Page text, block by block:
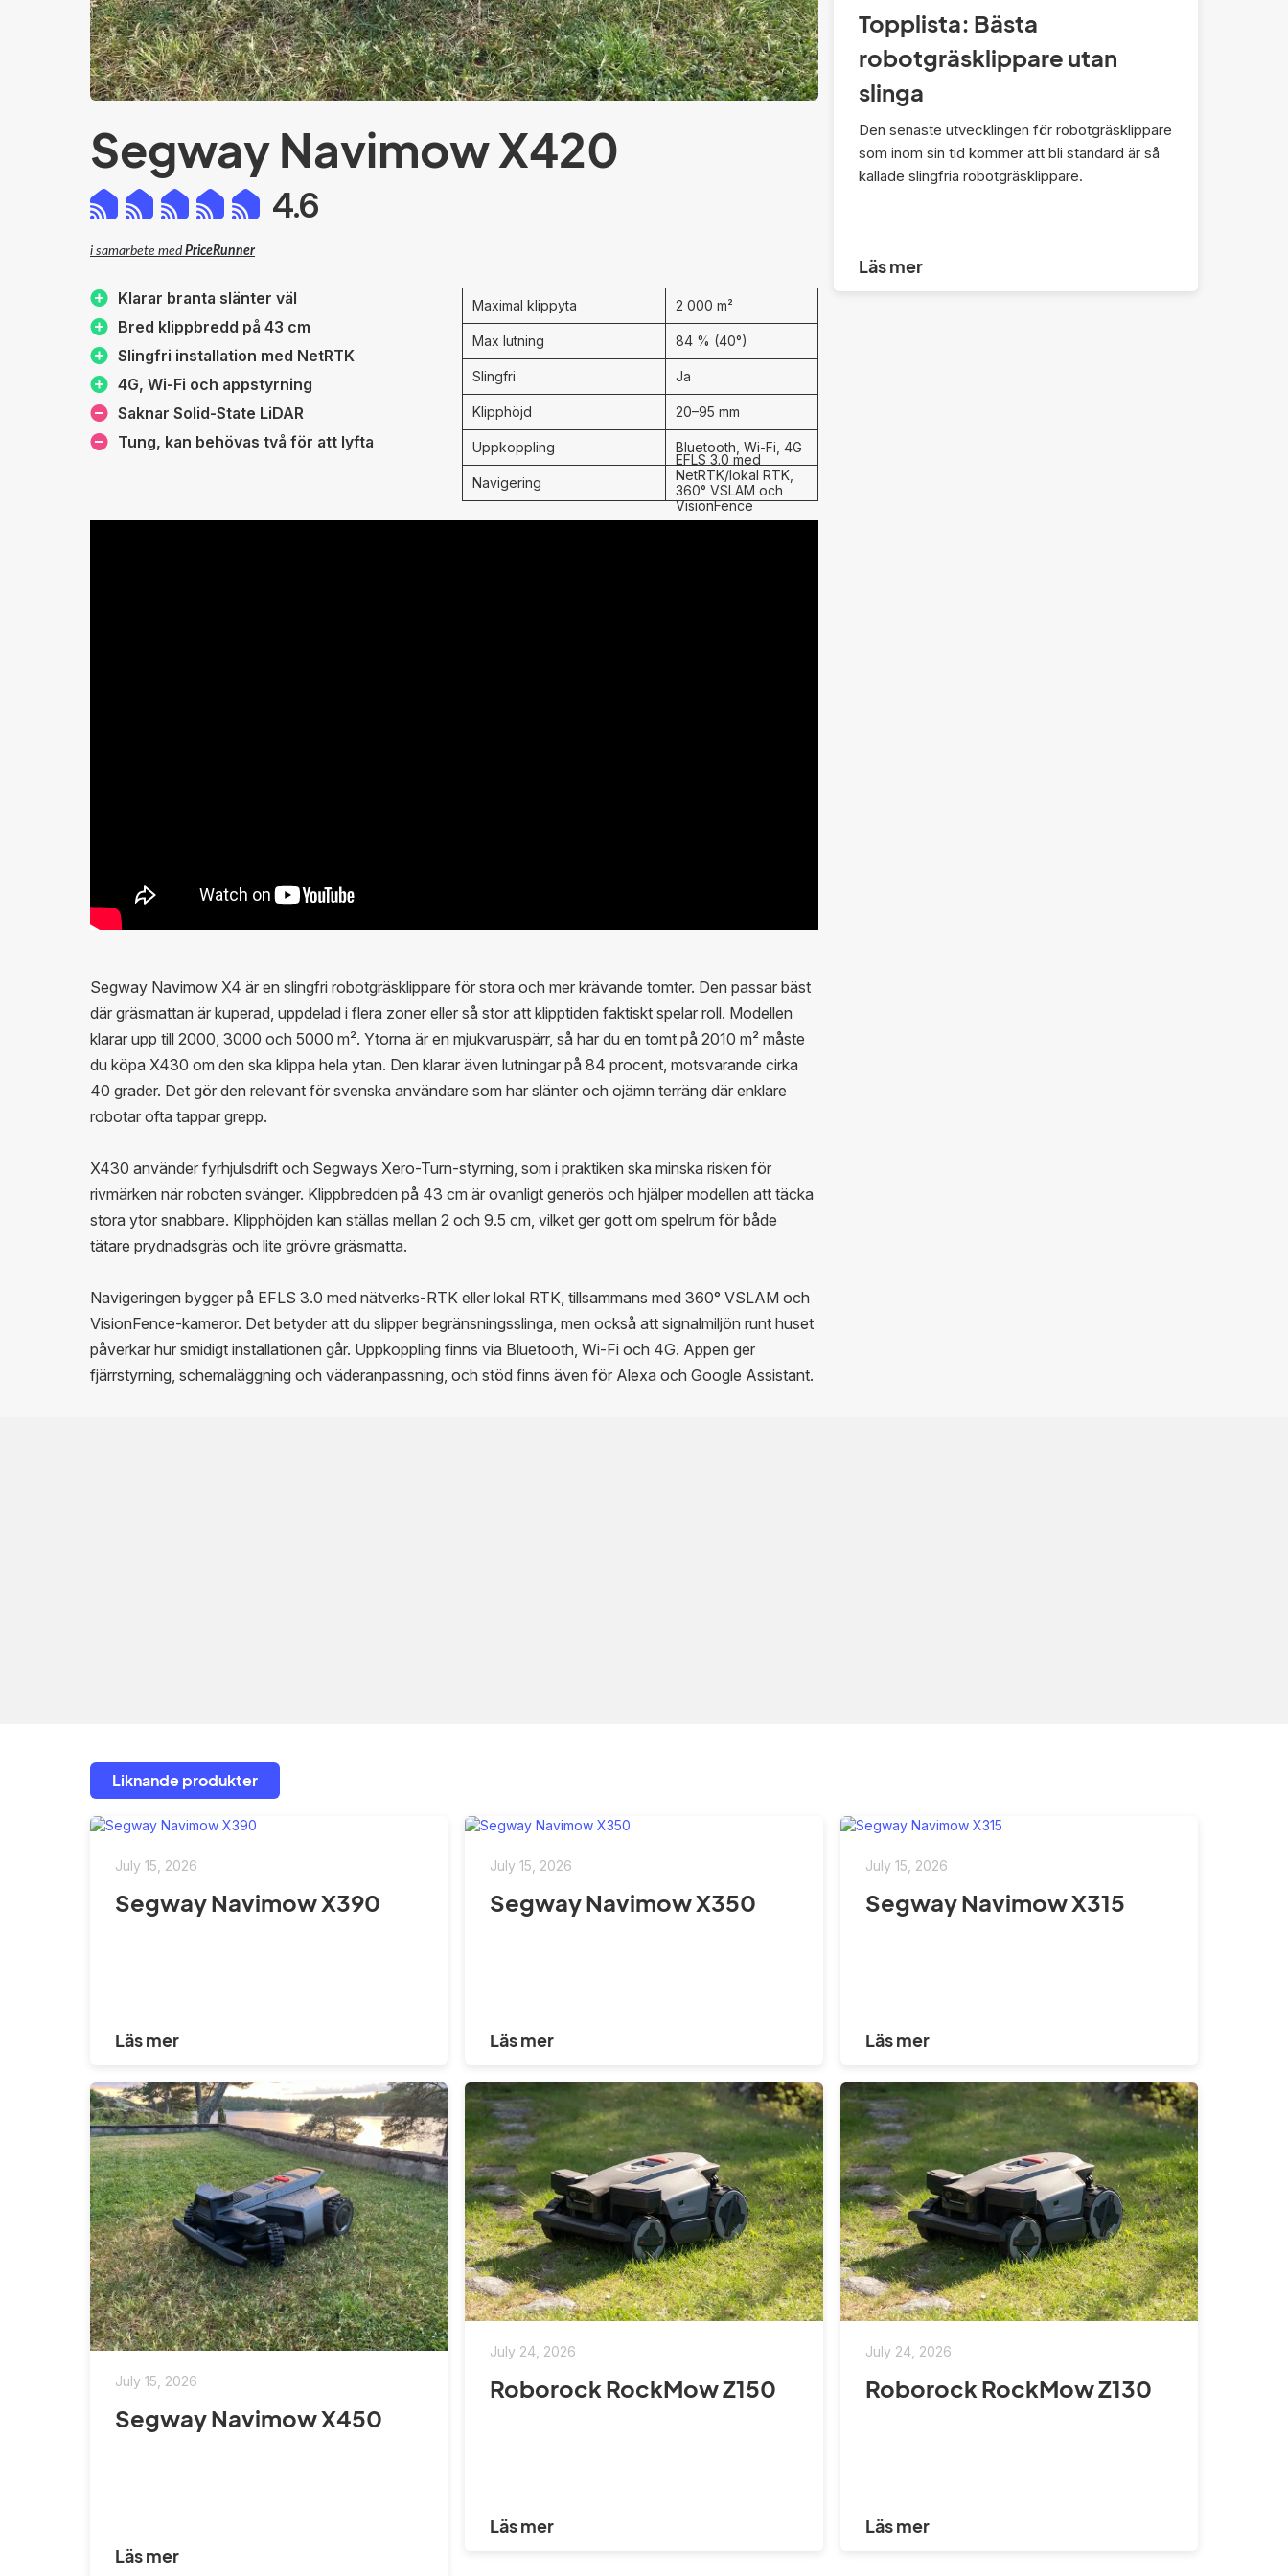
Segway Navimow X420
4.6
i samarbete med PriceRunner
Klarar branta slänter väl
Bred klippbredd på 43 cm
Slingfri installation med NetRTK
4G, Wi‑Fi och appstyrning
Saknar Solid-State LiDAR
Tung, kan behövas två för att lyfta
Maximal klippyta 2 000 m²
Max lutning 84 % (40°)
Slingfri Ja
Klipphöjd 20–95 mm
Uppkoppling Bluetooth, Wi‑Fi, 4G
Navigering
EFLS 3.0 med
NetRTK/lokal RTK,
360° VSLAM och
VisionFence
Segway Navimow X4 är en slingfri robotgräsklippare för stora och mer krävande tomter. Den passar bäst
där gräsmattan är kuperad, uppdelad i flera zoner eller så stor att klipptiden faktiskt spelar roll. Modellen
klarar upp till 2000, 3000 och 5000 m². Ytorna är en mjukvaruspärr, så har du en tomt på 2010 m² måste
du köpa X430 om den ska klippa hela ytan. Den klarar även lutningar på 84 procent, motsvarande cirka
40 grader. Det gör den relevant för svenska användare som har slänter och ojämn terräng där enklare
robotar ofta tappar grepp.
X430 använder fyrhjulsdrift och Segways Xero-Turn-styrning, som i praktiken ska minska risken för
rivmärken när roboten svänger. Klippbredden på 43 cm är ovanligt generös och hjälper modellen att täcka
stora ytor snabbare. Klipphöjden kan ställas mellan 2 och 9.5 cm, vilket ger gott om spelrum för både
tätare prydnadsgräs och lite grövre gräsmatta.
Navigeringen bygger på EFLS 3.0 med nätverks-RTK eller lokal RTK, tillsammans med 360° VSLAM och
VisionFence-kameror. Det betyder att du slipper begränsningsslinga, men också att signalmiljön runt huset
påverkar hur smidigt installationen går. Uppkoppling finns via Bluetooth, Wi‑Fi och 4G. Appen ger
fjärrstyrning, schemaläggning och väderanpassning, och stöd finns även för Alexa och Google Assistant.
Topplista: Bästa
robotgräsklippare utan
slinga
Den senaste utvecklingen för robotgräsklippare
som inom sin tid kommer att bli standard är så
kallade slingfria robotgräsklippare.
Läs mer
Liknande produkter
July 15, 2026
Segway Navimow X390
Läs mer
July 15, 2026
Segway Navimow X350
Läs mer
July 15, 2026
Segway Navimow X315
Läs mer
July 15, 2026
Segway Navimow X450
Läs mer
July 24, 2026
Roborock RockMow Z150
Läs mer
July 24, 2026
Roborock RockMow Z130
Läs mer